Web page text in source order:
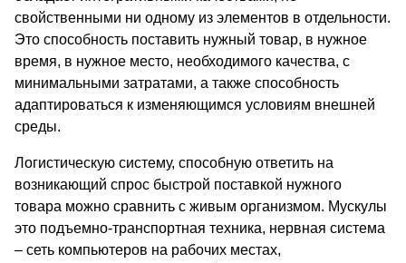
свойственными ни одному из элементов в отдельности.
Это способность поставить нужный товар, в нужное
время, в нужное место, необходимого качества, с
минимальными затратами, а также способность
адаптироваться к изменяющимся условиям внешней
среды.
Логистическую систему, способную ответить на
возникающий спрос быстрой поставкой нужного
товара можно сравнить с живым организмом. Мускулы
это подъемно-транспортная техника, нервная система
– сеть компьютеров на рабочих местах,